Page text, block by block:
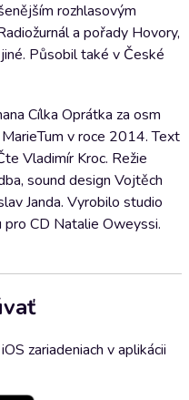
rozhlasovým
a pořady Hovory,
Působil také v České
Cílka Oprátka za osm
v roce 2014. Text
Vladimír Kroc. Režie
sound design Vojtěch
Janda. Vyrobilo studio
pro CD Natalie Oweyssi.
zariadeniach v aplikácii